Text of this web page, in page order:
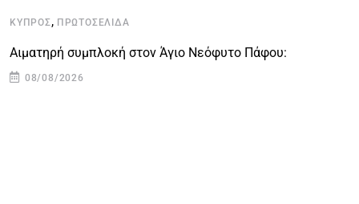
ΚΎΠΡΟΣ, ΠΡΩΤΟΣΈΛΙΔΑ
Αιματηρή συμπλοκή στον Άγιο Νεόφυτο Πάφου:
08/08/2026